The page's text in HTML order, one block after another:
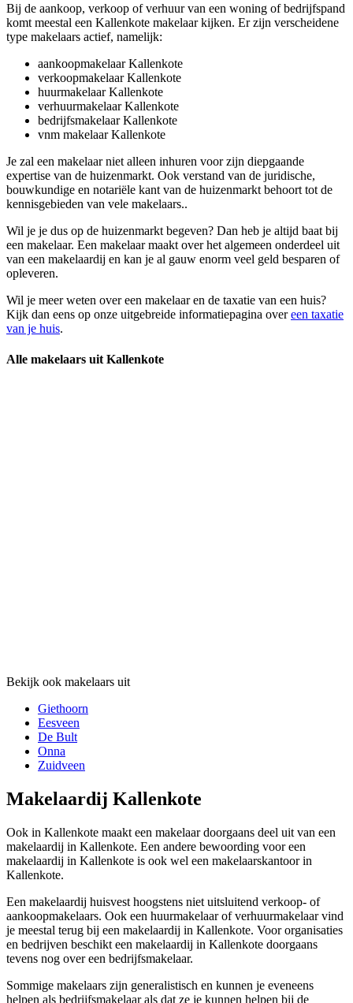
Bij de aankoop, verkoop of verhuur van een woning of bedrijfspand
komt meestal een Kallenkote makelaar kijken. Er zijn verscheidene
type makelaars actief, namelijk:
aankoopmakelaar Kallenkote
verkoopmakelaar Kallenkote
huurmakelaar Kallenkote
verhuurmakelaar Kallenkote
bedrijfsmakelaar Kallenkote
vnm makelaar Kallenkote
Je zal een makelaar niet alleen inhuren voor zijn diepgaande
expertise van de huizenmarkt. Ook verstand van de juridische,
bouwkundige en notariële kant van de huizenmarkt behoort tot de
kennisgebieden van vele makelaars..
Wil je je dus op de huizenmarkt begeven? Dan heb je altijd baat bij
een makelaar. Een makelaar maakt over het algemeen onderdeel uit
van een makelaardij en kan je al gauw enorm veel geld besparen of
opleveren.
Wil je meer weten over een makelaar en de taxatie van een huis?
Kijk dan eens op onze uitgebreide informatiepagina overeen taxatie
van je huis.
Alle makelaars uit Kallenkote
Bekijk ook makelaars uit
Giethoorn
Eesveen
De Bult
Onna
Zuidveen
Makelaardij Kallenkote
Ook in Kallenkote maakt een makelaar doorgaans deel uit van een
makelaardij in Kallenkote. Een andere bewoording voor een
makelaardij in Kallenkote is ook wel een makelaarskantoor in
Kallenkote.
Een makelaardij huisvest hoogstens niet uitsluitend verkoop- of
aankoopmakelaars. Ook een huurmakelaar of verhuurmakelaar vind
je meestal terug bij een makelaardij in Kallenkote. Voor organisaties
en bedrijven beschikt een makelaardij in Kallenkote doorgaans
tevens nog over een bedrijfsmakelaar.
Sommige makelaars zijn generalistisch en kunnen je eveneens
helpen als bedrijfsmakelaar als dat ze je kunnen helpen bij de